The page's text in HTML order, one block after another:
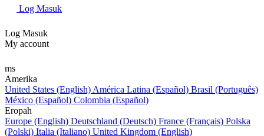
Log Masuk
Log Masuk
My account
ms
Amerika
United States (English) América Latina (Español) Brasil (Português)
México (Español) Colombia (Español)
Eropah
Europe (English) Deutschland (Deutsch) France (Français) Polska
(Polski) Italia (Italiano) United Kingdom (English)